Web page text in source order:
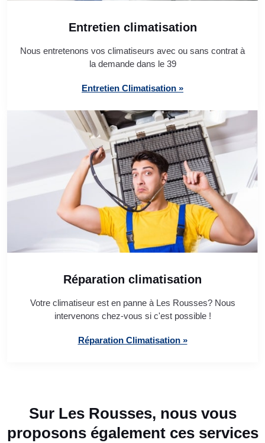
Entretien climatisation
Nous entretenons vos climatiseurs avec ou sans contrat à
la demande dans le 39
Entretien Climatisation »
Réparation climatisation
Votre climatiseur est en panne à Les Rousses? Nous
intervenons chez-vous si c'est possible !
Réparation Climatisation »
Sur Les Rousses, nous vous
proposons également ces services